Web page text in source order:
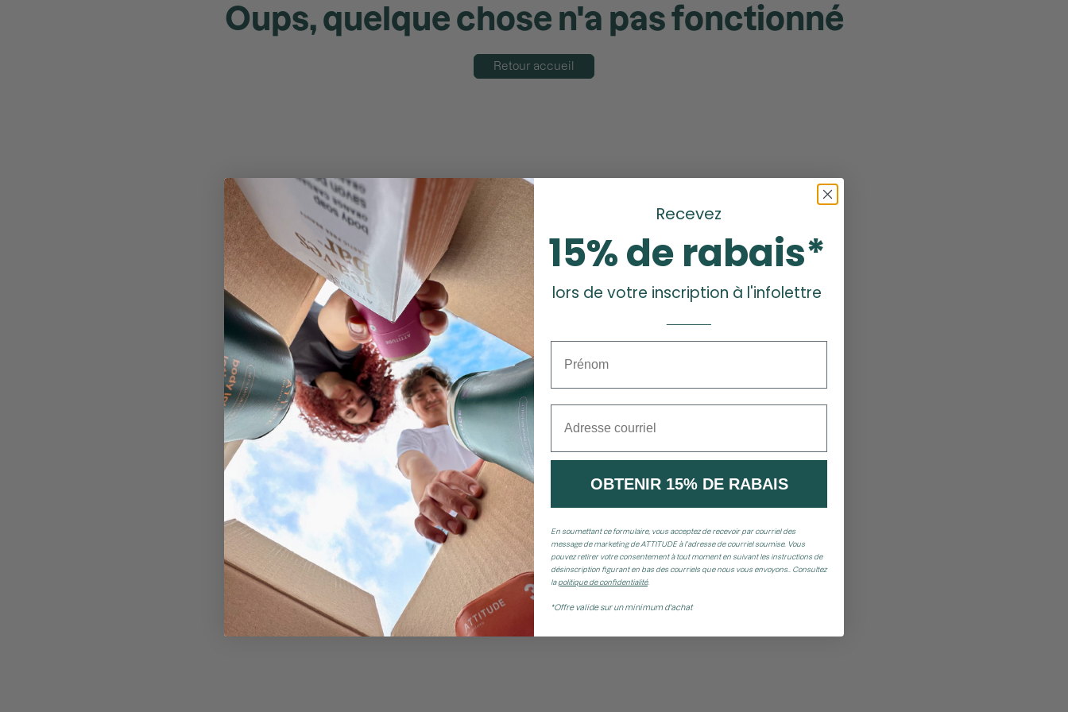
Oups, quelque chose n'a pas fonctionné
Retour accueil
Recevez
15% de rabais*
lors de votre inscription à l'infolettre
OBTENIR 15% DE RABAIS
En soumettant ce formulaire, vous acceptez de recevoir par courriel des
message de marketing de ATTITUDE à l’adresse de courriel soumise. Vous
pouvez retirer votre consentement à tout moment en suivant les instructions de
désinscription figurant en bas des courriels que nous vous envoyons.. Consultez
la politique de confidentialité.
*Offre valide sur un minimum d'achat